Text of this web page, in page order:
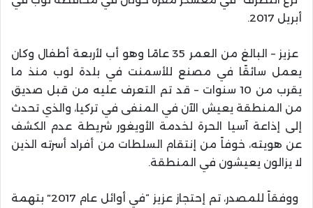
أبريل 2017.
عزيز – البالغ من العمر 35 عامًا وهو أب لأربعة أطفال وكان
يعمل سائقًا في مصنع للأسمنت في بلدة لوب منذ ما
يقرب من 10 سنوات – قد تم التعرف عليه من قبل صديق
من المنطقة يعيش الآن في المنفى في تركيا، والذي تحدث
إلى إذاعة آسيا الحرة لخدمة الأويغور شريطة عدم الكشف
عن هويته، خوفاً من إنتقام السلطات من أفراد أسرته الذين
لا يزالون يعيشون في المنطقة.
ووفقاً للمصدر، تم إحتجاز عزيز “في أوائل عام 2017″ بتهمة